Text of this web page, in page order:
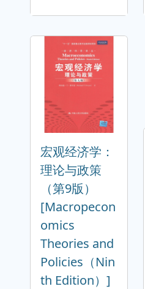
宏观经济学：
理论与政策
（第9版）
[Macropecon
omics
Theories and
Policies（Nin
th Edition）]